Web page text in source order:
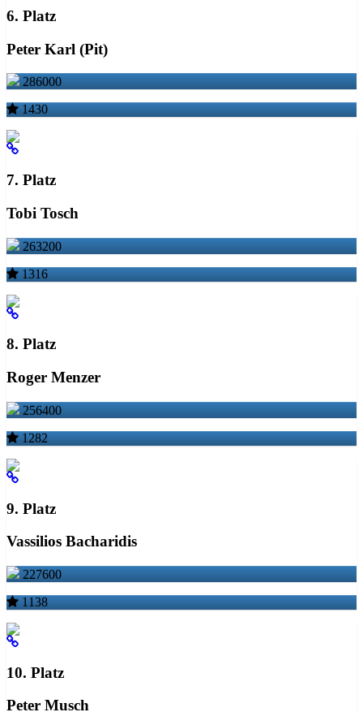
6. Platz
Peter Karl (Pit)
286000
1430
7. Platz
Tobi Tosch
263200
1316
8. Platz
Roger Menzer
256400
1282
9. Platz
Vassilios Bacharidis
227600
1138
10. Platz
Peter Musch